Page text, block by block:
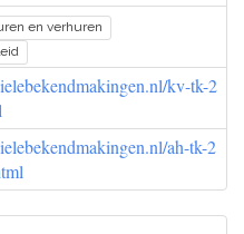
en verhuren
kv-tk-2
ah-tk-2